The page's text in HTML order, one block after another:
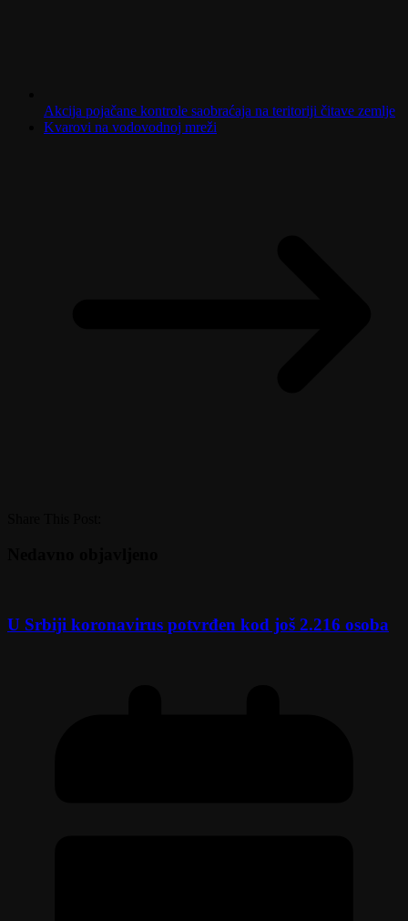
Akcija pojačane kontrole saobraćaja na teritoriji čitave zemlјe
Kvarovi na vodovodnoj mreži
U Srbiji koronavirus potvrđen kod još 2.216 osoba